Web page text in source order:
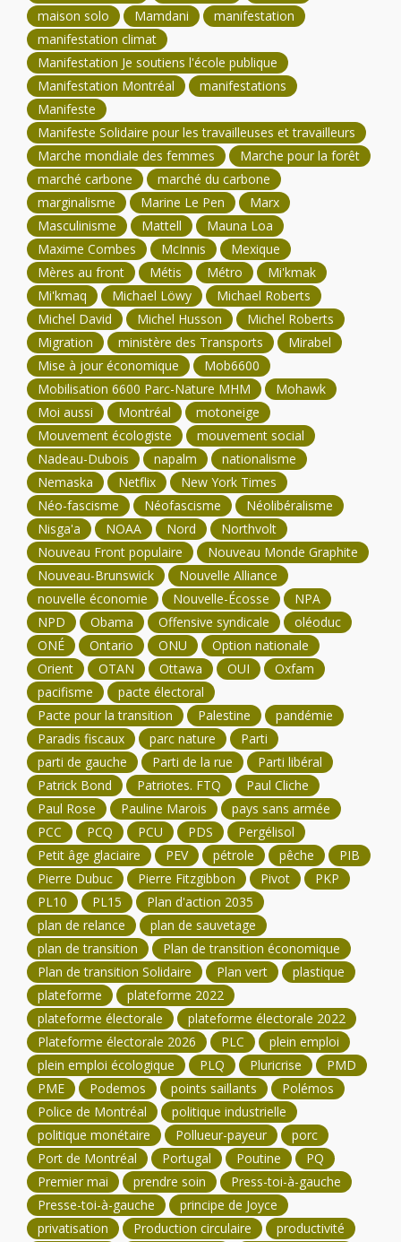
maison solo
Mamdani
manifestation
manifestation climat
Manifestation Je soutiens l'école publique
Manifestation Montréal
manifestations
Manifeste
Manifeste Solidaire pour les travailleuses et travailleurs
Marche mondiale des femmes
Marche pour la forêt
marché carbone
marché du carbone
marginalisme
Marine Le Pen
Marx
Masculinisme
Mattell
Mauna Loa
Maxime Combes
McInnis
Mexique
Mères au front
Métis Métro
Mi'kmak
Mi'kmaq
Michael Löwy
Michael Roberts
Michel David
Michel Husson
Michel Roberts
Migration
ministère des Transports
Mirabel
Mise à jour économique
Mob6600
Mobilisation 6600 Parc-Nature MHM
Mohawk
Moi aussi
Montréal
motoneige
Mouvement écologiste
mouvement social
Nadeau-Dubois
napalm
nationalisme
Nemaska
Netflix
New York Times
Néo-fascisme
Néofascisme
Néolibéralisme
Nisga'a
NOAA Nord
Northvolt
Nouveau Front populaire
Nouveau Monde Graphite
Nouveau-Brunswick
Nouvelle Alliance
nouvelle économie
Nouvelle-Écosse
NPA
NPD
Obama Offensive syndicale
oléoduc
ONÉ
Ontario ONU
Option nationale
Orient
OTAN Ottawa OUI
Oxfam
pacifisme
pacte électoral
Pacte pour la transition
Palestine
pandémie
Paradis fiscaux
parc nature
Parti
parti de gauche
Parti de la rue
Parti libéral
Patrick Bond
Patriotes. FTQ
Paul Cliche
Paul Rose
Pauline Marois
pays sans armée
PCC
PCQ PCU PDS
Pergélisol
Petit âge glaciaire
PEV pétrole pêche
PIB
Pierre Dubuc
Pierre Fitzgibbon Pivot
PKP
PL10
PL15
Plan d'action 2035
plan de relance
plan de sauvetage
plan de transition
Plan de transition économique
Plan de transition Solidaire
Plan vert
plastique
plateforme
plateforme 2022
plateforme électorale
plateforme électorale 2022
Plateforme électorale 2026
PLC
plein emploi
plein emploi écologique
PLQ Pluricrise
PMD
PME
Podemos points saillants
Polémos
Police de Montréal
politique industrielle
politique monétaire
Pollueur-payeur
porc
Port de Montréal
Portugal Poutine
PQ
Premier mai
prendre soin
Press-toi-à-gauche
Presse-toi-à-gauche
principe de Joyce
privatisation
Production circulaire
productivité